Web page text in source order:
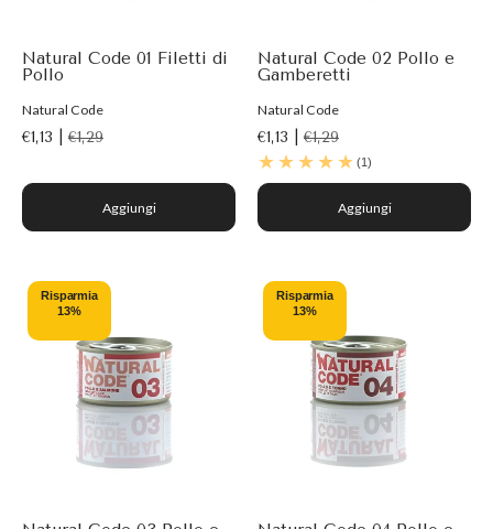
Natural Code 01 Filetti di
Pollo
Natural Code
€1,13 | €1,29
Aggiungi
Natural Code 02 Pollo e
Gamberetti
Natural Code
€1,13 | €1,29
(1)
Aggiungi
Risparmia
13%
Risparmia
13%